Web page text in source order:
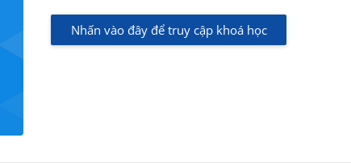
Nhấn vào đây để truy cập khoá học